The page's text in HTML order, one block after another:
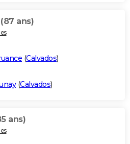
(87 ans)
(Calvados)
(Calvados)
ans)